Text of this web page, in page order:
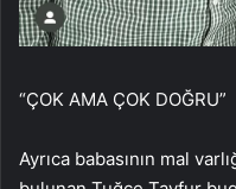
“ÇOK AMA ÇOK DOĞRU”
Ayrıca babasının mal